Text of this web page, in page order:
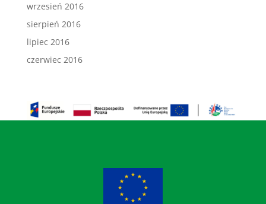
wrzesień 2016
sierpień 2016
lipiec 2016
czerwiec 2016